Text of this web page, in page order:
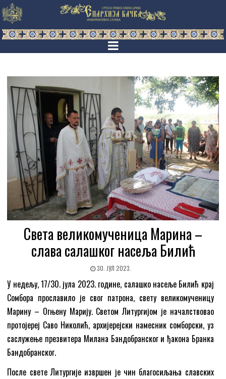
Света великомученица Марина –
слава салашког насеља Билић
30. ЈУЛ 2023.
У недељу, 17/30. јула 2023. године, салашко насеље Билић крај
Сомбора прославило је свог патрона, свету великомученицу
Марину – Огњену Марију. Светом Литургијом је началствовао
протојереј Саво Николић, архијерејски намесник сомборски, уз
саслужење презвитера Милана Бандобранског и ђакона Бранка
Бандобранског.
После свете Литургије извршен је чин благосиљања славских